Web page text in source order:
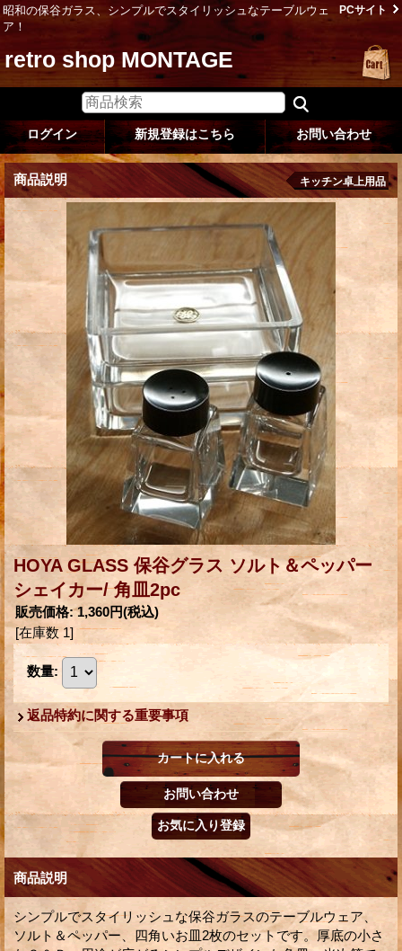
昭和の保谷ガラス、シンプルでスタイリッシュなテーブルウェ
ア！
PCサイト
retro shop MONTAGE
ログイン 新規登録はこちら お問い合わせ
商品説明 キッチン卓上用品
HOYA GLASS 保谷グラス ソルト＆ペッパー
シェイカー/ 角皿2pc
販売価格: 1,360円(税込)
[在庫数 1]
数量:
返品特約に関する重要事項
商品説明
シンプルでスタイリッシュな保谷ガラスのテーブルウェア、
ソルト＆ペッパー、四角いお皿2枚のセットです。厚底の小さ